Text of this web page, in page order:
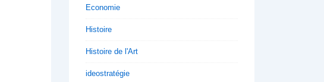
Economie
Histoire
Histoire de l'Art
ideostratégie